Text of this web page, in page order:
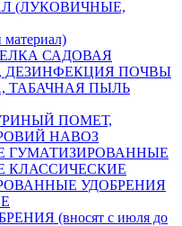
(ЛУКОВИЧНЫЕ,
САДОВАЯ
ДЕЗИНФЕКЦИЯ ПОЧВЫ
ТАБАЧНАЯ ПЫЛЬ
ПОМЕТ,
НАВОЗ
ГУМАТИЗИРОВАННЫЕ
КЛАССИЧЕСКИЕ
УДОБРЕНИЯ
(вносят с июля до